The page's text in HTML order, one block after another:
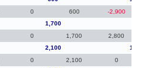
0 600 -2,900
1,700
0 1,700 2,800
2,100
0 2,100 0